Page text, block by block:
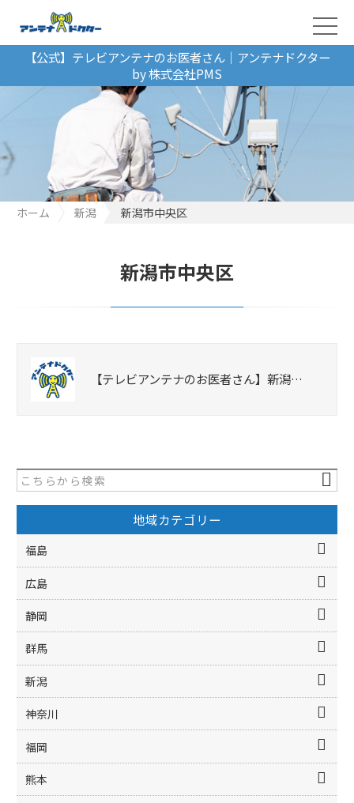
【公式】テレビアンテナのお医者さん｜アンテナドクター
by 株式会社PMS
ホーム 新潟 新潟市中央区
新潟市中央区
【テレビアンテナのお医者さん】新潟…
地域カテゴリー
福島
広島
静岡
群馬
新潟
神奈川
福岡
熊本